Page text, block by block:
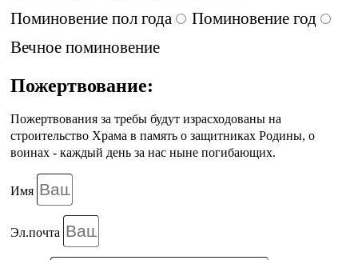
Поминовение пол года
Поминовение год
Вечное поминовение
Пожертвование:
Пожертвования за требы будут израсходованы на
строительство Храма в память о защитниках Родины, о
воинах - каждый день за нас ныне погибающих.
Имя
Эл.почта